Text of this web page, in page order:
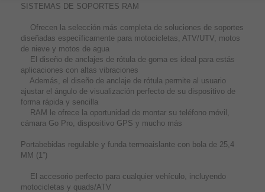
SISTEMAS DE SOPORTES RAM
Ofrecen la selección más completa de soluciones de soportes
diseñadas específicamente para motocicletas, ATV/UTV, motos
de nieve y motos de agua
El diseño de anclajes de rótula de goma es ideal para estás
aplicaciones con altas vibraciones
Además, el diseño de anclaje de rótula permite al usuario
ajustar el ángulo de visualización perfecto de su dispositivo de
forma rápida y sencilla
RAM le ofrece la oportunidad de montar su teléfono móvil,
cámara Go Pro, dispositivo GPS y mucho más
Portabebidas regulable y funda termoaislante con bola de 25,4
MM (1”)
El accesorio perfecto para cualquier vehículo, incluyendo
motocicletas y quads/ATV